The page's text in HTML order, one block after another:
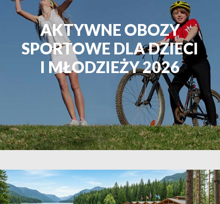
AKTYWNE OBOZY
SPORTOWE DLA DZIECI
I MŁODZIEŻY 2026